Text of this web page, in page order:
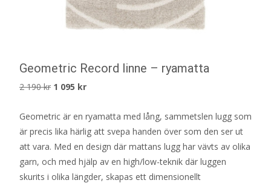
Geometric Record linne – ryamatta
2 190kr Det
priset
var:
2
190 kr.
1 095 krDet
priset
är:
1
095 kr.
Geometric är en ryamatta med lång, sammetslen lugg som
är precis lika härlig att svepa handen över som den ser ut
att vara. Med en design där mattans lugg har vävts av olika
garn, och med hjälp av en high/low-teknik där luggen
skurits i olika längder, skapas ett dimensionellt